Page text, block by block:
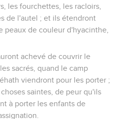
les fourchettes, les racloirs,
de l'autel ; et ils étendront
peaux de couleur d'hyacinthe,
achevé de couvrir le
sacrés, quand le camp
viendront pour les porter ;
saintes, de peur qu'ils
à porter les enfants de